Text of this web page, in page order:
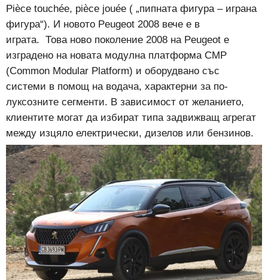
Pièce touchée, pièce jouée ( „пипната фигура – играна
фигура“). И новото Peugeot 2008 вече е в
играта. Това ново поколение 2008 на Peugeot е
изградено на новата модулна платформа СМР
(Common Modular Platform) и оборудвано със
системи в помощ на водача, характерни за по-
луксозните сегменти. В зависимост от желанието,
клиентите могат да избират типа задвижващ агрегат
между изцяло електрически, дизелов или бензинов.